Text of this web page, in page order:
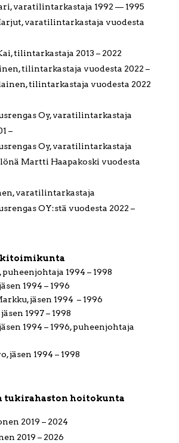
varatilintarkastaja 1992 –– 1995
varatilintarkastaja vuodesta
tilintarkastaja 2013 – 2022
tilintarkastaja vuodesta 2022 –
tilintarkastaja vuodesta 2022
Oy, varatilintarkastaja
–
Oy, varatilintarkastaja
Martti Haapakoski vuodesta
varatilintarkastaja
OY:stä vuodesta 2022 –
1994 – 1998
1994 – 1996
jäsen 1994 – 1996
1997 – 1998
1994 – 1996, puheenjohtaja
jäsen 1994 – 1998
tukirahaston hoitokunta
2019 – 2024
2019 – 2026